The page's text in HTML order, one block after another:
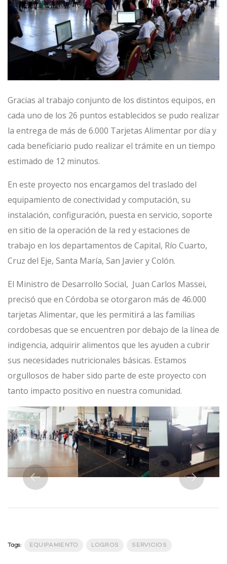
Gracias al trabajo conjunto de los distintos equipos, en
cada uno de los 26 puntos establecidos se pudo realizar
la entrega de más de 6.000 Tarjetas Alimentar por día y
cada beneficiario pudo realizar el trámite en un tiempo
estimado de 12 minutos.
En este proyecto nos encargamos del traslado del
equipamiento de conectividad y computación, su
instalación, configuración, puesta en servicio, soporte
en sitio de la operación de la red y estaciones de
trabajo en los departamentos de Capital, Río Cuarto,
Cruz del Eje, Santa María, San Javier y Colón.
El Ministro de Desarrollo Social, Juan Carlos Massei,
precisó que en Córdoba se otorgaron más de 46.000
tarjetas Alimentar, que les permitirá a las familias
cordobesas que se encuentren por debajo de la línea de
indigencia, adquirir alimentos que les ayuden a cubrir
sus necesidades nutricionales básicas. Estamos
orgullosos de haber sido parte de este proyecto con
tanto impacto positivo en nuestra comunidad.
Previous Next
Tags: EQUIPAMIENTO LOGROS SERVICIOS